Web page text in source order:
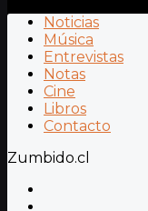
Noticias
Música
Entrevistas
Notas
Cine
Libros
Contacto
Zumbido.cl